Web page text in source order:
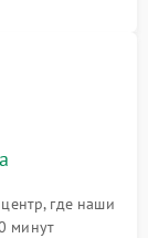
где наши
минут